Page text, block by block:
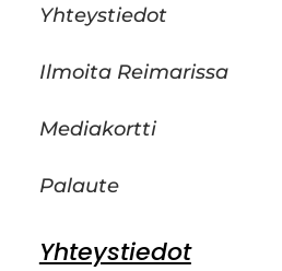
Yhteystiedot
Ilmoita Reimarissa
Mediakortti
Palaute
Yhteystiedot